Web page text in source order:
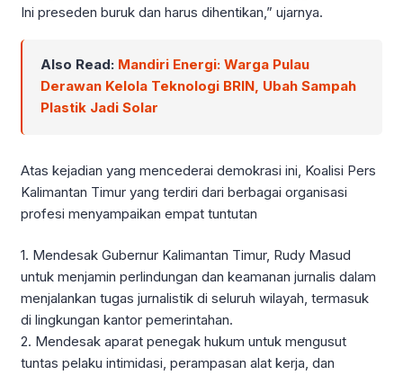
Ini preseden buruk dan harus dihentikan,” ujarnya.
Also Read: Mandiri Energi: Warga Pulau
Derawan Kelola Teknologi BRIN, Ubah Sampah
Plastik Jadi Solar
Atas kejadian yang mencederai demokrasi ini, Koalisi Pers
Kalimantan Timur yang terdiri dari berbagai organisasi
profesi menyampaikan empat tuntutan
1. Mendesak Gubernur Kalimantan Timur, Rudy Masud
untuk menjamin perlindungan dan keamanan jurnalis dalam
menjalankan tugas jurnalistik di seluruh wilayah, termasuk
di lingkungan kantor pemerintahan.
2. Mendesak aparat penegak hukum untuk mengusut
tuntas pelaku intimidasi, perampasan alat kerja, dan